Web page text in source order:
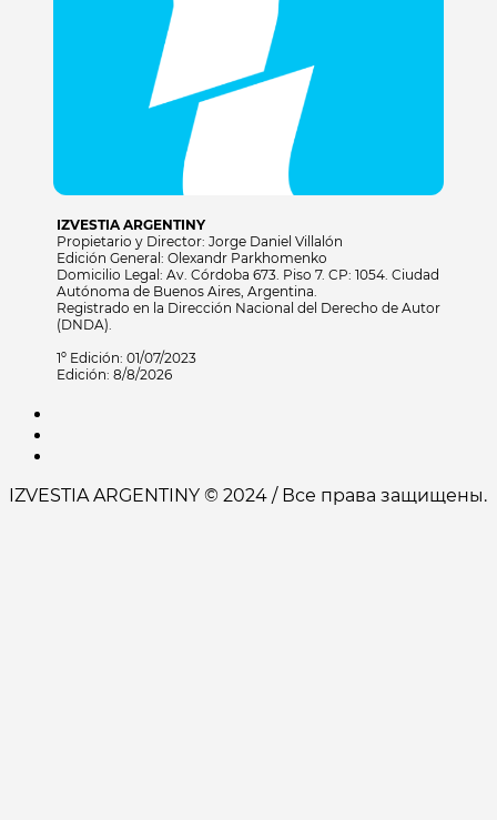
IZVESTIA ARGENTINY
Propietario y Director: Jorge Daniel Villalón
Edición General: Olexandr Parkhomenko
Domicilio Legal: Av. Córdoba 673. Piso 7. CP: 1054. Ciudad
Autónoma de Buenos Aires, Argentina.
Registrado en la Dirección Nacional del Derecho de Autor
(DNDA).
1º Edición: 01/07/2023
Edición: 8/8/2026
IZVESTIA ARGENTINY © 2024 / Все права защищены.